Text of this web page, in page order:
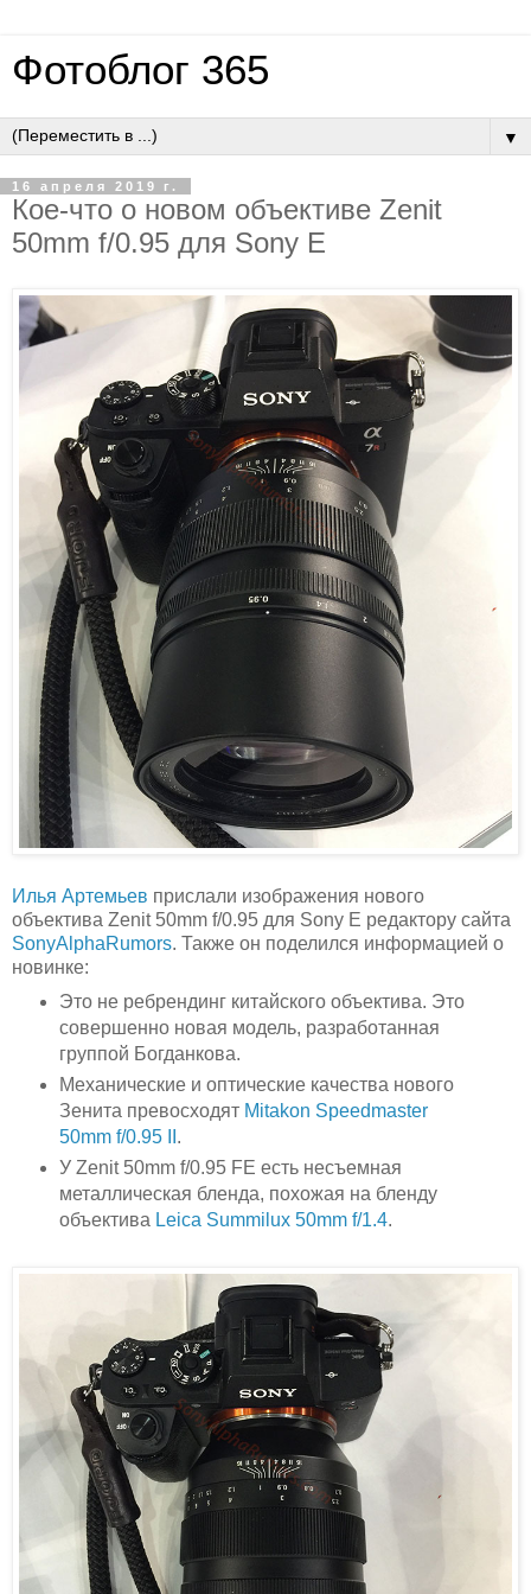
Фотоблог 365
▼
16 апреля 2019 г.
Кое-что о новом объективе Zenit
50mm f/0.95 для Sony E
Илья Артемьев прислали изображения нового
объектива Zenit 50mm f/0.95 для Sony E редактору сайта
SonyAlphaRumors. Также он поделился информацией о
новинке:
Это не ребрендинг китайского объектива. Это
совершенно новая модель, разработанная
группой Богданкова.
Механические и оптические качества нового
Зенита превосходят Mitakon Speedmaster
50mm f/0.95 II .
У Zenit 50mm f/0.95 FE есть несъемная
металлическая бленда, похожая на бленду
объектива Leica Summilux 50mm f/1.4.